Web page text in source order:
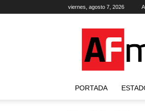
viernes, agosto 7, 2026
PORTADA